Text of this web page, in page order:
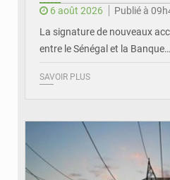
6 août 2026
Publié à
La signature de nouveaux
entre le Sénégal et la Banque…
SAVOIR PLUS